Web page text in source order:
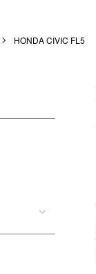
HONDA CIVIC FL5